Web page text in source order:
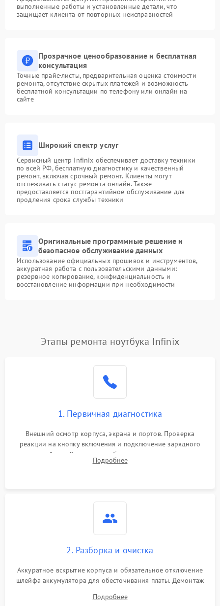
выполненные работы и установленные детали, что
защищает клиента от повторных неисправностей
Прозрачное ценообразование и бесплатная
консультация
Точные прайс-листы, предварительная оценка стоимости
ремонта, отсутствие скрытых платежей и возможность
бесплатной консультации по телефону или онлайн на
сайте
Широкий спектр услуг
Сервисный центр Infinix обеспечивает доставку техники
по всей РФ, бесплатную диагностику и качественный
ремонт, включая срочный ремонт. Клиенты могут
отслеживать статус ремонта онлайн. Также
предоставляется постгарантийное обслуживание для
продления срока службы техники
Оригинальные программные решение и
безопасное обслуживание данных
Использование официальных прошивок и инструментов,
аккуратная работа с пользовательскими данными:
резервное копирование, конфиденциальность и
восстановление информации при необходимости
Этапы ремонта ноутбука Infinix
1. Первичная диагностика
Внешний осмотр корпуса, экрана и портов. Проверка
реакции на кнопку включения и подключение зарядного
устройства. Оценка потребления тока с помощью
лабораторного блока питания для локализации проблемы.
Подробнее
2. Разборка и очистка
Аккуратное вскрытие корпуса и обязательное отключение
шлейфа аккумулятора для обесточивания платы. Демонтаж
высохшей термопасты с кристаллов чипов.
Подробнее